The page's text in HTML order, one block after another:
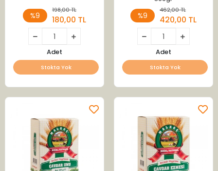
%9
198,00 TL
180,00 TL
Adet
Stokta Yok
%9
462,00 TL
420,00 TL
Adet
Stokta Yok